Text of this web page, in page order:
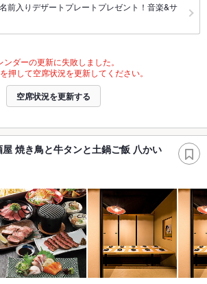
前入りデザートプレートプレゼント！音楽&サ
ンダーの更新に失敗しました。
押して空席状況を更新してください。
空席状況を更新する
焼き鳥と牛タンと土鍋ご飯 八かい